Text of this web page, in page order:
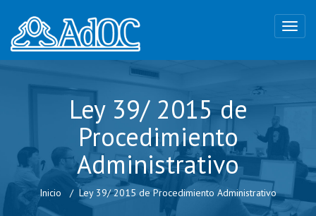
Ley 39/ 2015 de
Procedimiento
Administrativo
Inicio Ley 39/ 2015 de Procedimiento Administrativo